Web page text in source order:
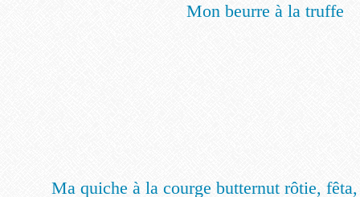
Mon beurre à la truffe
Ma quiche à la courge butternut rôtie,